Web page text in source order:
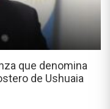
que denomina
de Ushuaia